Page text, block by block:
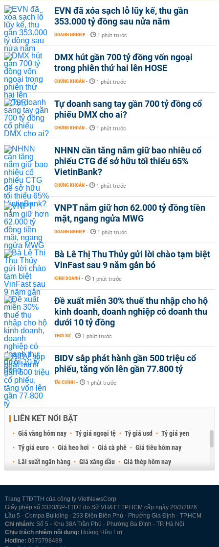
EVN đã xóa sạch lỗ lũy kế, thu gần
353.000 tỷ đồng sau nửa năm
DOANH NGHIỆP - 1 phút trước
DMX hút gần 700 tỷ đồng vốn ngoại
trong phiên thứ hai lên HOSE
CHỨNG KHOÁN - 1 phút trước
Tự doanh sang tay gần 700 tỷ đồng cổ
phiếu DMX cho ai?
CHỨNG KHOÁN - 1 phút trước
NHNN cần tăng nắm giữ bao nhiêu cổ
phiếu CTG để sở hữu tối thiểu 65%
VietinBank?
CHỨNG KHOÁN - 1 phút trước
VNPT nắm giữ hơn 62.000 tỷ đồng tiền
mặt, ngang ngửa MWG
DOANH NGHIỆP - 1 phút trước
Bà Lê Thị Thu Thủy gửi lời chào tạm biệt
VinFast sau 9 năm gắn bó
KINH DOANH - 1 phút trước
Đề xuất miễn 30% thuế thu nhập cho hộ
kinh doanh, doanh nghiệp có doanh thu
dưới 10 tỷ đồng
THỜI SỰ - 1 phút trước
BIDV sắp phát hành gần 500 triệu cổ
phiếu, tăng vốn lên gần 77.800 tỷ
TÀI CHÍNH - 1 phút trước
LIÊN KẾT NỔI BẬT
Giá vàng hôm nay Tỷ giá ngoại tệ Tỷ giá usd
Tỷ giá yen
Tỷ giá euro
Giá heo hơi Giá cà phê
Giá tiêu hôm nay
Lãi suất ngân hàng
Giá xăng dầu
Giá thép hôm nay
Trang TTĐTTH của công ty VietNewsCorp
Giấy phép số 3323/GP-TTĐT do Sở VH&TT TP.HCM cấp ngày 20/3/2026
Lầu 5 - Compa Building - 293 Điện Biên Phủ - Phường Gia Định - TP.HCM
Chi nhánh: Số 5 - Khu 38A Trần Phú - Phường Ba Đình - TP. Hà Nội
Chịu trách nhiệm nội dung: Hoàng Hữu Lợi
Hotline: 0975798489